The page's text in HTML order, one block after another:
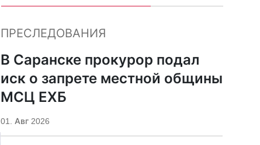
ПРЕСЛЕДОВАНИЯ
В Саранске прокурор подал
иск о запрете местной общины
МСЦ ЕХБ
01. Авг 2026